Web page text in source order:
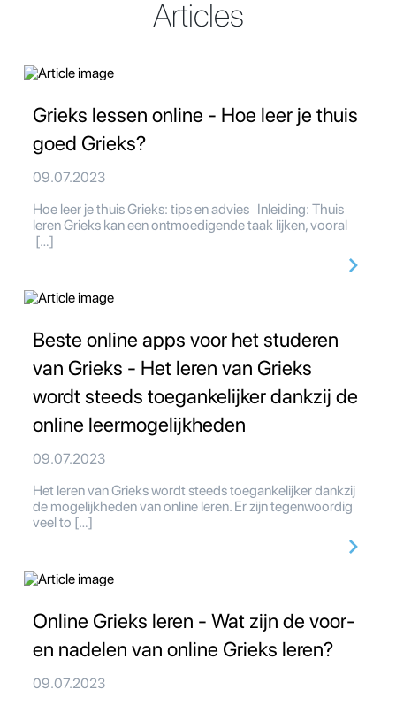
Articles
Grieks lessen online - Hoe leer je thuis
goed Grieks?
09.07.2023
Hoe leer je thuis Grieks: tips en advies Inleiding: Thuis
leren Grieks kan een ontmoedigende taak lijken, vooral
[…]
Beste online apps voor het studeren
van Grieks - Het leren van Grieks
wordt steeds toegankelijker dankzij de
online leermogelijkheden
09.07.2023
Het leren van Grieks wordt steeds toegankelijker dankzij
de mogelijkheden van online leren. Er zijn tegenwoordig
veel to […]
Online Grieks leren - Wat zijn de voor-
en nadelen van online Grieks leren?
09.07.2023